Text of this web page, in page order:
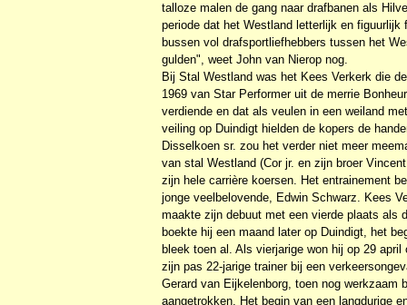
talloze malen de gang naar drafbanen als
periode dat het Westland letterlijk en
bussen vol drafsportliefhebbers tussen het
gulden", weet John van Nierop nog.
Bij Stal Westland was het Kees Verkerk die
1969 van Star Performer uit de merrie
verdiende en dat als veulen in een weiland
veiling op Duindigt hielden de kopers de
Disselkoen sr. zou het verder niet meer
van stal Westland (Cor jr. en zijn broer
zijn hele carrière koersen. Het entrainement
jonge veelbelovende, Edwin Schwarz. Kees
maakte zijn debuut met een vierde plaats als
boekte hij een maand later op Duindigt, het
bleek toen al. Als vierjarige won hij op 29
zijn pas 22-jarige trainer bij een
Gerard van Eijkelenborg, toen nog
aangetrokken. Het begin van een langdurige